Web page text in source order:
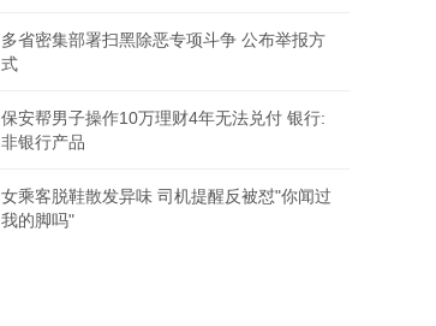
多省密集部署扫黑除恶专项斗争 公布举报方
式
保安帮男子操作10万理财4年无法兑付 银行:
非银行产品
女乘客脱鞋散发异味 司机提醒反被怼"你闻过
我的脚吗"